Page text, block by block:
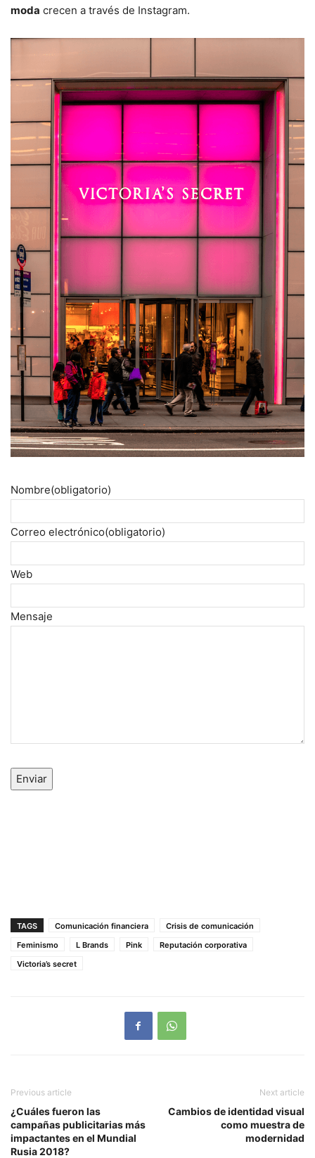
moda crecen a través de Instagram.
Nombre(obligatorio)
Correo electrónico(obligatorio)
Web
Mensaje
Enviar
TAGS Comunicación financiera
Crisis de comunicación
Feminismo
L Brands Pink
Reputación corporativa
Victoria’s secret
Previous article
¿Cuáles fueron las
campañas publicitarias más
impactantes en el Mundial
Rusia 2018?
Next article
Cambios de identidad visual
como muestra de
modernidad